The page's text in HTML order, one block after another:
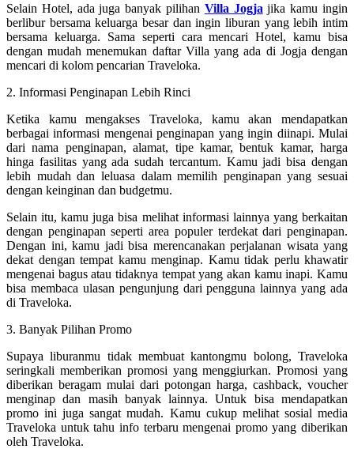
Selain Hotel, ada juga banyak pilihan Villa Jogja jika kamu ingin
berlibur bersama keluarga besar dan ingin liburan yang lebih intim
bersama keluarga. Sama seperti cara mencari Hotel, kamu bisa
dengan mudah menemukan daftar Villa yang ada di Jogja dengan
mencari di kolom pencarian Traveloka.
2. Informasi Penginapan Lebih Rinci
Ketika kamu mengakses Traveloka, kamu akan mendapatkan
berbagai informasi mengenai penginapan yang ingin diinapi. Mulai
dari nama penginapan, alamat, tipe kamar, bentuk kamar, harga
hinga fasilitas yang ada sudah tercantum. Kamu jadi bisa dengan
lebih mudah dan leluasa dalam memilih penginapan yang sesuai
dengan keinginan dan budgetmu.
Selain itu, kamu juga bisa melihat informasi lainnya yang berkaitan
dengan penginapan seperti area populer terdekat dari penginapan.
Dengan ini, kamu jadi bisa merencanakan perjalanan wisata yang
dekat dengan tempat kamu menginap. Kamu tidak perlu khawatir
mengenai bagus atau tidaknya tempat yang akan kamu inapi. Kamu
bisa membaca ulasan pengunjung dari pengguna lainnya yang ada
di Traveloka.
3. Banyak Pilihan Promo
Supaya liburanmu tidak membuat kantongmu bolong, Traveloka
seringkali memberikan promosi yang menggiurkan. Promosi yang
diberikan beragam mulai dari potongan harga, cashback, voucher
menginap dan masih banyak lainnya. Untuk bisa mendapatkan
promo ini juga sangat mudah. Kamu cukup melihat sosial media
Traveloka untuk tahu info terbaru mengenai promo yang diberikan
oleh Traveloka.